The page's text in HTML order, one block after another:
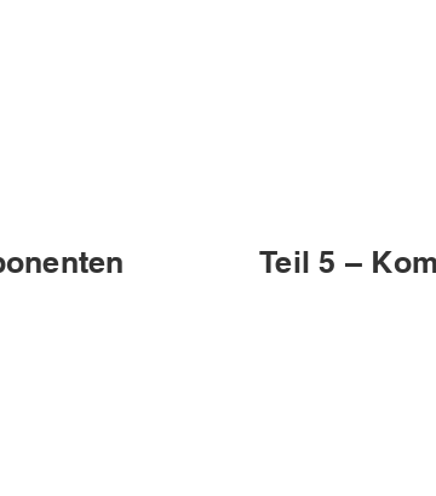
Teil 5 –